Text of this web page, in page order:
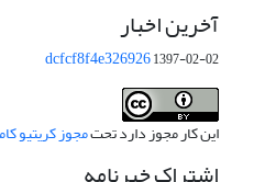
آخرین اخبار
dcfcf8f4e3269261397-02-02
این کار مجوز دارد تحتمجوز کریتیو کامنز